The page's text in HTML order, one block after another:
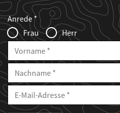
Web2Case
Infofelder
Fieldset
anrede_name
Anrede
Frau
Herr
Vorname
Nachname
E-
Mailadresse
E-
Adresse